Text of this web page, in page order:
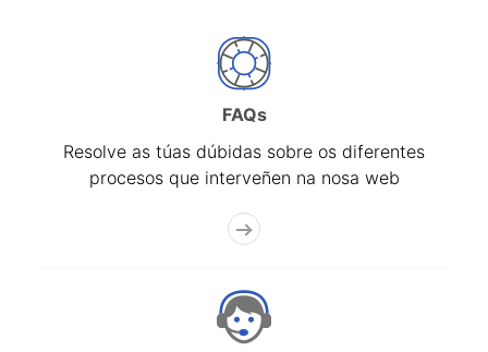
FAQs
Resolve as túas dúbidas sobre os diferentes
procesos que interveñen na nosa web